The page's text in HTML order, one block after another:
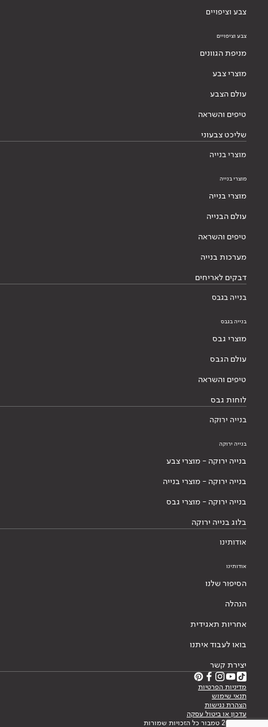
צבע וציפויים
צבע וציפויים
מניפת הגוונים
מוצרי צבע
עולם הצבע
טיפים והשראה
שליכט צבעוני
מוצרי בנייה
מוצרי בנייה
מוצרי בנייה
עולם הבנייה
טיפים והשראה
מערכות בנייה
דבקים לאריחים
בנייה בגבס
בנייה בגבס
מוצרי גבס
עולם הגבס
טיפים והשראה
לוחות גבס
בנייה ירוקה
בנייה ירוקה
בנייה ירוקה - מוצרי צבע
בנייה ירוקה - מוצרי בנייה
בנייה ירוקה - מוצרי גבס
בלוג בנייה ירוקה
אודותינו
אודותינו
הסיפור שלנו
הנהלה
אחריות תאגידית
בואו לעבוד איתנו
יצירת קשר
מדיניות הפרטיות
תנאי שימוש
הצהרת נגישות
עדכון או ביטול עסקה
© 2026 טמבור כל הזכויות שמורות